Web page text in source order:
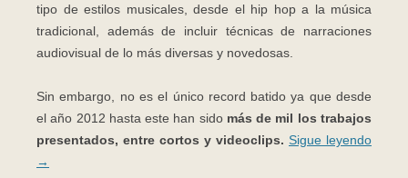
tipo de estilos musicales, desde el hip hop a la música
tradicional, además de incluir técnicas de narraciones
audiovisual de lo más diversas y novedosas.
Sin embargo, no es el único record batido ya que desde
el año 2012 hasta este han sido más de mil los trabajos
presentados, entre cortos y videoclips. Sigue leyendo
→